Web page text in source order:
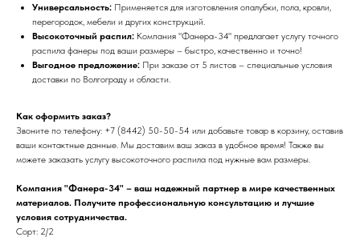
Универсальность: Применяется для изготовления опалубки, пола, кровли,
перегородок, мебели и других конструкций.
Высокоточный распил: Компания "Фанера-34" предлагает услугу точного
распила фанеры под ваши размеры – быстро, качественно и точно!
Выгодное предложение: При заказе от 5 листов – специальные условия
доставки по Волгограду и области.
Как оформить заказ?
Звоните по телефону: +7 (8442) 50-50-54 или добавьте товар в корзину, оставив
ваши контактные данные. Мы доставим ваш заказ в удобное время! Также вы
можете заказать услугу высокоточного распила под нужные вам размеры.
Компания "Фанера-34" – ваш надежный партнер в мире качественных
материалов. Получите профессиональную консультацию и лучшие
условия сотрудничества.
Сорт: 2/2